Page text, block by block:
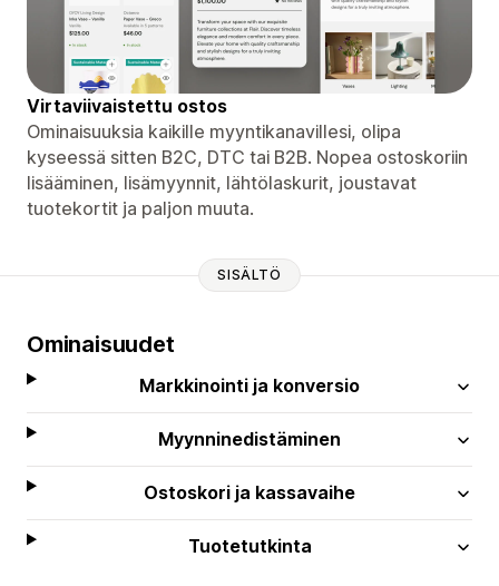
Virtaviivaistettu ostos
Ominaisuuksia kaikille myyntikanavillesi, olipa
kyseessä sitten B2C, DTC tai B2B. Nopea ostoskoriin
lisääminen, lisämyynnit, lähtölaskurit, joustavat
tuotekortit ja paljon muuta.
SISÄLTÖ
Ominaisuudet
Markkinointi ja konversio
Myynninedistäminen
Ostoskori ja kassavaihe
Tuotetutkinta